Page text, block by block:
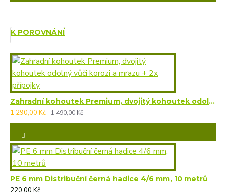
K POROVNÁNÍ
Zahradní kohoutek Premium, dvojitý kohoutek odolný vůči korozi a mrazu + 2x přípojky
1 290,00 Kč
1 490,00 Kč
PE 6 mm Distribuční černá hadice 4/6 mm, 10 metrů
220,00 Kč